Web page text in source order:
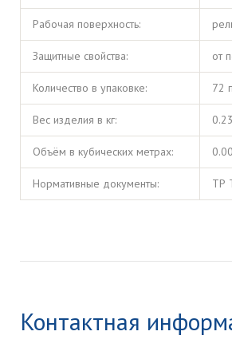
Рабочая поверхность:
Защитные свойства: от
Количество в упаковке: 72
Вес изделия в кг: 0.23
Объём в кубических метрах:
Нормативные документы: ТР
Контактная